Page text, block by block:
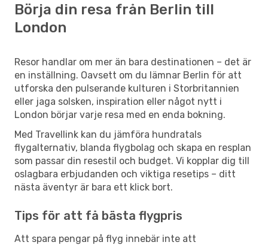
Börja din resa från Berlin till
London
Resor handlar om mer än bara destinationen – det är
en inställning. Oavsett om du lämnar Berlin för att
utforska den pulserande kulturen i Storbritannien
eller jaga solsken, inspiration eller något nytt i
London börjar varje resa med en enda bokning.
Med Travellink kan du jämföra hundratals
flygalternativ, blanda flygbolag och skapa en resplan
som passar din resestil och budget. Vi kopplar dig till
oslagbara erbjudanden och viktiga resetips – ditt
nästa äventyr är bara ett klick bort.
Tips för att få bästa flygpris
Att spara pengar på flyg innebär inte att